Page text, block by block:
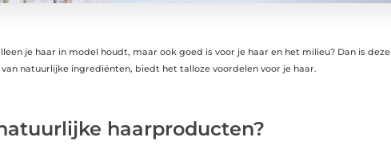
je haar in model houdt, maar ook goed is voor je haar en het milieu? Dan is deze
natuurlijke ingrediënten, biedt het talloze voordelen voor je haar.
haarproducten?